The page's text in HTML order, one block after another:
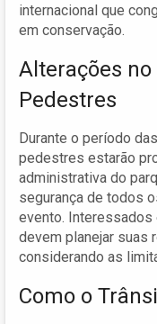
internacional que
em conservação.
Alterações no
Pedestres
Durante o período
pedestres estarão
administrativa do
segurança de todos
evento. Interessados
devem planejar suas
considerando as
Como o